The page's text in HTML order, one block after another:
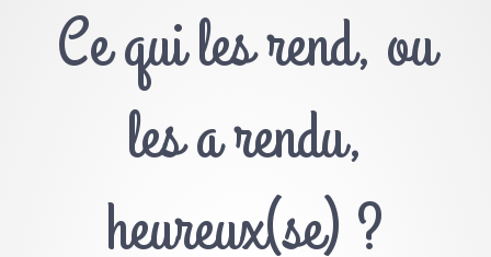
Ce qui les rend, ou
les a rendu,
heureux(se) ?